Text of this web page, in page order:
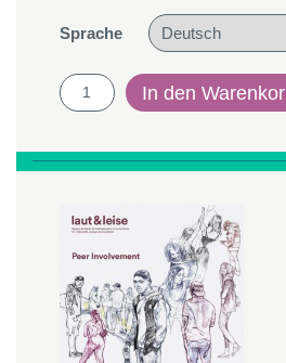
Sprache
laut
und
2/2023
-
Inklusion"
Menge
In den